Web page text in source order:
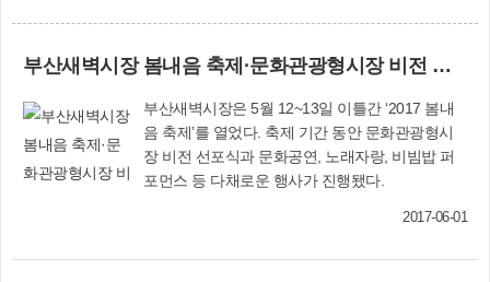
당 기준은 서로 다른 날 2차례 이상 측정해서 당뇨
기준으로 7.0% 이상이 되면 혈당강하제인 메트포
다. 최근에는 6.5~7.0% 사이의 경한 당뇨병 정도
에서도 초기에 약제 투여를 하는 경우도 있습니
다. 당뇨병의 치료라고 하면 먹는 약(경구약제)이
나 인슐린 주사를 먼저 생각할 수 있으나 더 기본
이 되는 것은 식이조절 및 운동요법이며, 당뇨병의
제를 함께 투여할 수도 있습니다. 하지만 약이나
금요일을 ‘동시 방역의 날’로 지정, 오전 6시부터 8
(☎310-4823)
부산새벽시장 봄내음 축제·문화관광형시장 비전 선포식 개최
부산새벽시장은 5월 12~13일 이틀간 ‘2017 봄내
음 축제’를 열었다. 축제 기간 동안 문화관광형시
장 비전 선포식과 문화공연, 노래자랑, 비빔밥 퍼
포먼스 등 다채로운 행사가 진행됐다.
2017-06-01